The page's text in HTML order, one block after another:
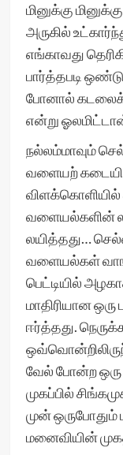
மினுக்கு
அருகில்
எங்காவது
பார்த்தபடி
போனால் கடலைக்
என்று
நல்லம்மாவும்
வளையற்
விளக்கொளியில்
வளையல்களின்
லயித்தது…
வளையல்கள்
பெட்டியில்
மாதிரியான
ஈர்த்தது.
வேல் போன்ற
முகப்பில்
முன்
மனைவியின்